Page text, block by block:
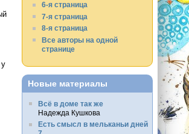
6-я страница
7-я страница
8-я страница
Все авторы на одной
странице
Новые материалы
Всё в доме так же
Надежда Кушкова
Есть смысл в мельканьи дней